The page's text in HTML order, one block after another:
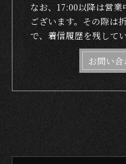
なお、17:00以降は営
ございます。その際は
で、着信履歴を残して
お問い